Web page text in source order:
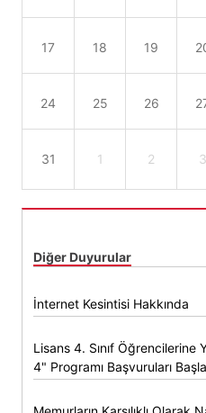
17 18 19
24 25 26
31 1 2 3
Diğer Duyurular
İnternet Kesintisi Hakkında
Lisans 4. Sınıf Öğrencilerine
4" Programı Başvuruları